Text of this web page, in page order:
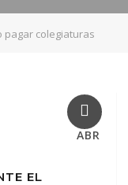
pagar colegiaturas
27
ABR
EL